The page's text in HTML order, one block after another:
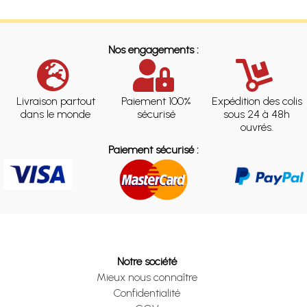
Nos engagements :
Livraison partout
dans le monde
Paiement 100%
sécurisé
Expédition des colis
sous 24 à 48h
ouvrés.
Paiement sécurisé :
Notre société
Mieux nous connaître
Confidentialité